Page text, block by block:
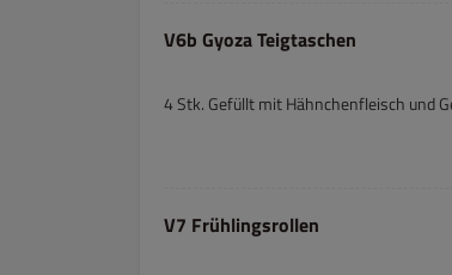
V6b Gyoza Teigtaschen
4 Stk. Gefüllt mit Hähnchenfleisch und
V7 Frühlingsrollen